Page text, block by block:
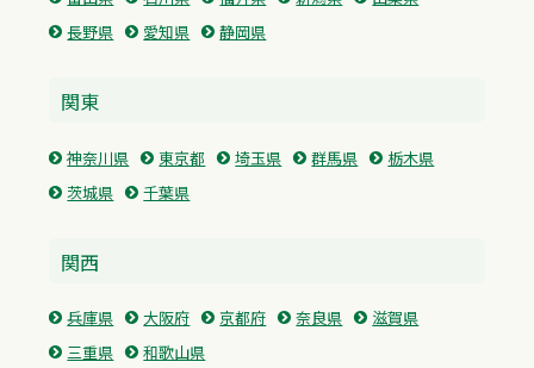
長野県
愛知県 静岡県
関東
神奈川県 東京都 埼玉県 群馬県
栃木県
茨城県
千葉県
関西
兵庫県 大阪府 京都府 奈良県
滋賀県
三重県
和歌山県